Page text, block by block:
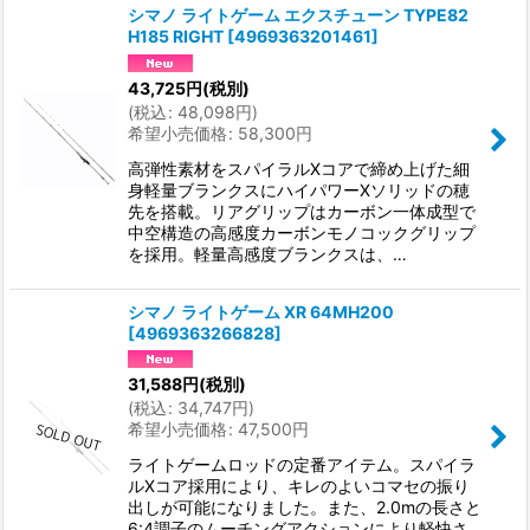
シマノ ライトゲーム エクスチューン TYPE82
H185 RIGHT [4969363201461]
43,725円(税別)
(税込: 48,098円)
希望小売価格: 58,300円
高弾性素材をスパイラルXコアで締め上げた細
身軽量ブランクスにハイパワーXソリッドの穂
先を搭載。リアグリップはカーボン一体成型で
中空構造の高感度カーボンモノコックグリップ
を採用。軽量高感度ブランクスは、…
シマノ ライトゲーム XR 64MH200
[4969363266828]
31,588円(税別)
(税込: 34,747円)
希望小売価格: 47,500円
ライトゲームロッドの定番アイテム。スパイラ
ルXコア採用により、キレのよいコマセの振り
出しが可能になりました。また、2.0mの長さと